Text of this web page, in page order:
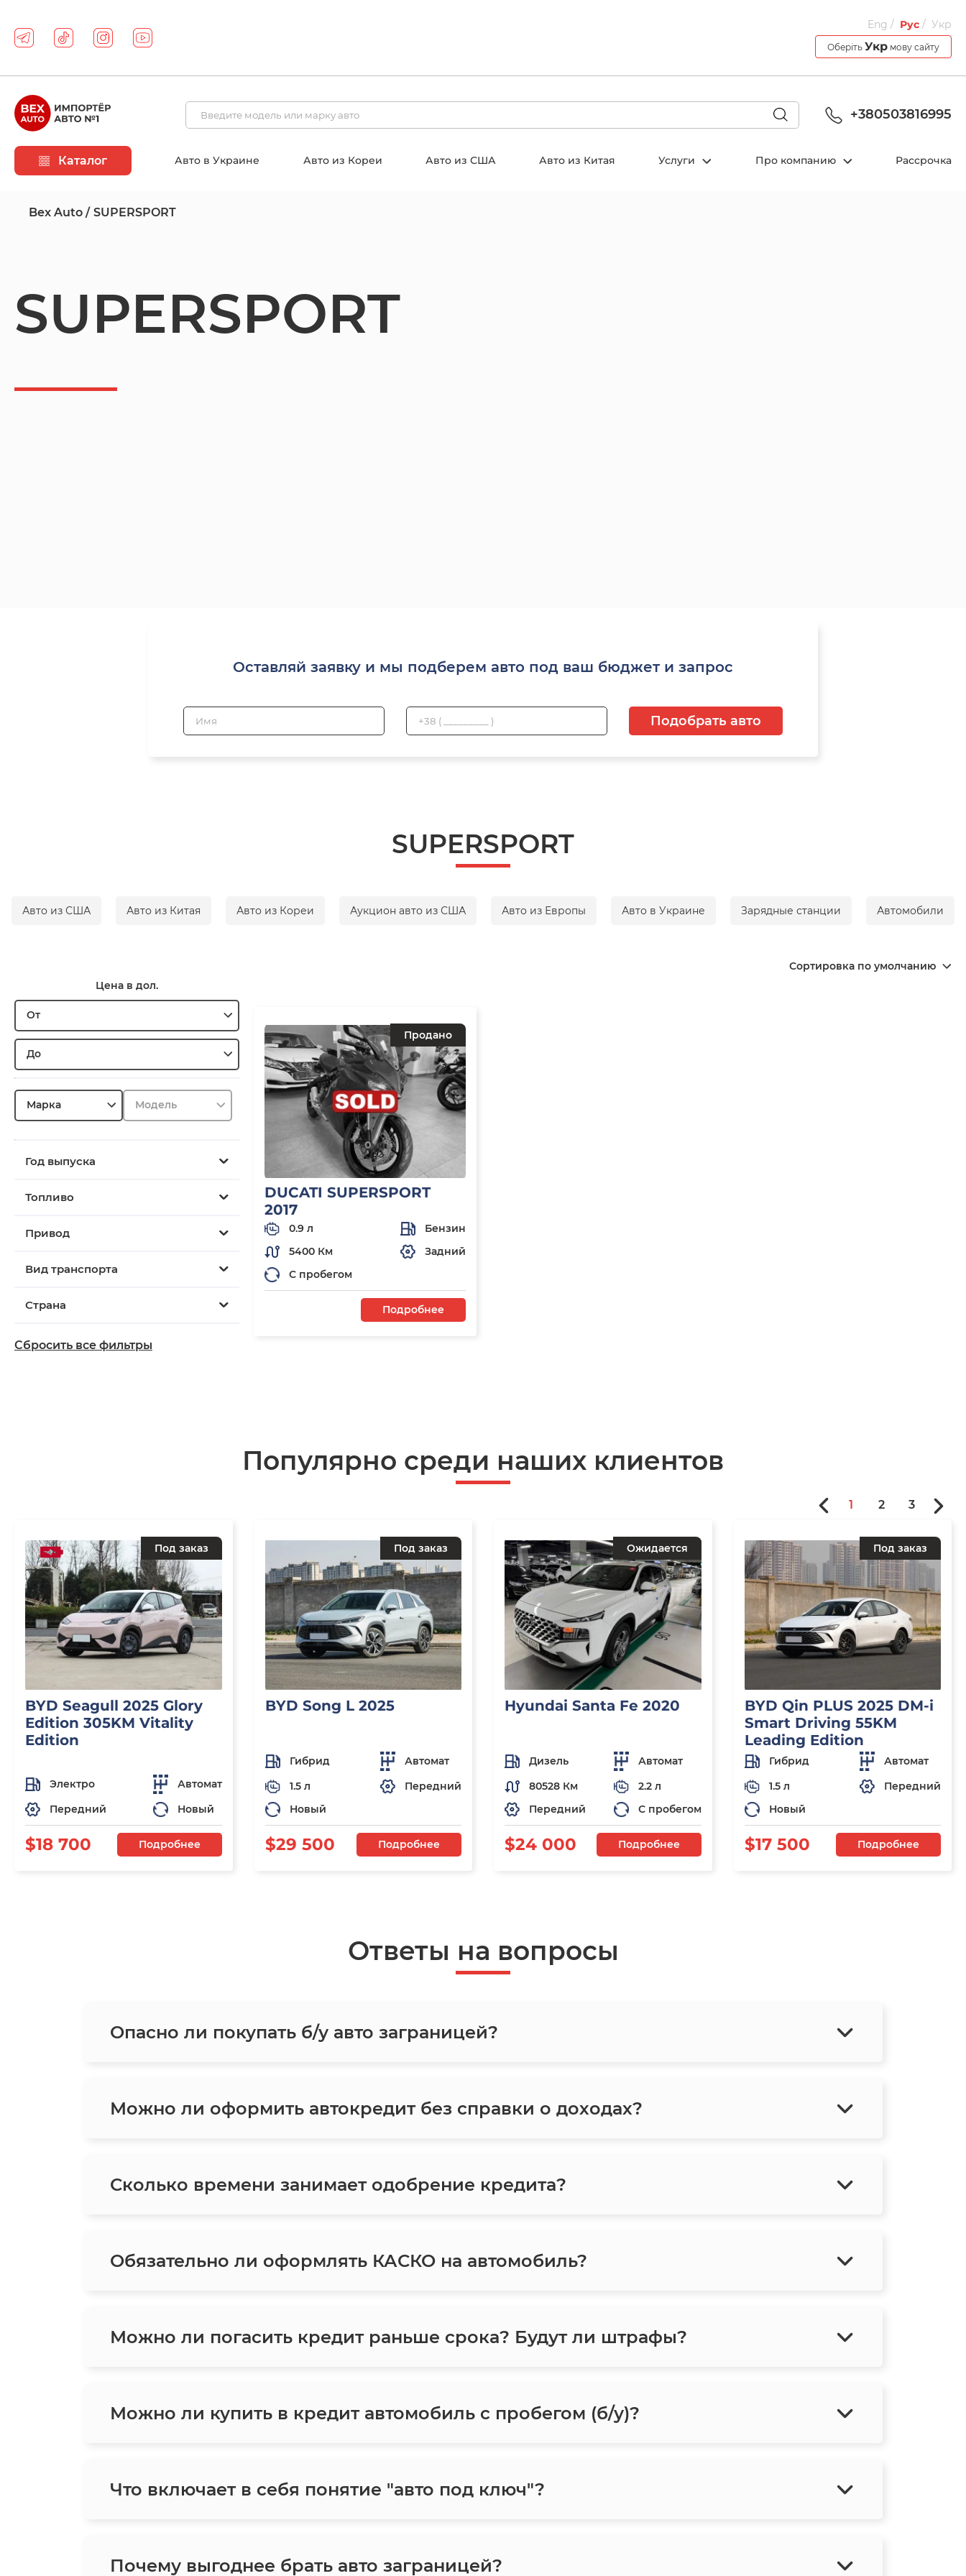
Eng Рус Укр
Оберіть Укр мову сайту
+380503816995
Каталог Авто в Украине Авто из Кореи Авто из США Авто из Китая Услуги Про компанию Рассрочка
Bex Auto SUPERSPORT
SUPERSPORT
Оставляй заявку и мы подберем авто под ваш бюджет и запрос
Подобрать авто
SUPERSPORT
Авто из США Авто из Китая Авто из Кореи Аукцион авто из США Авто из Европы Авто в Украине Зарядные станции Автомобили
Сортировка по умолчанию
Цена в дол.
От
До
Марка Модель
Год выпуска
Топливо
Привод
Вид транспорта
Страна
Сбросить все фильтры
Продано
DUCATI SUPERSPORT
2017
0.9 л
Бензин
5400 Км
Задний
С пробегом
Подробнее
Популярно среди наших клиентов
Под заказ
BYD Seagull 2025 Glory
Edition 305KM Vitality
Edition
Электро
Автомат
Передний
Новый
$18 700 Подробнее
Под заказ
BYD Song L 2025
Гибрид
Автомат
1.5 л
Передний
Новый
$29 500 Подробнее
Ожидается
Hyundai Santa Fe 2020
Дизель
Автомат
80528 Км
2.2 л
Передний
С пробегом
$24 000 Подробнее
Под заказ
BYD Qin PLUS 2025 DM-i
Smart Driving 55KM
Leading Edition
Гибрид
Автомат
1.5 л
Передний
Новый
$17 500 Подробнее
1 2 3
Ответы на вопросы
Опасно ли покупать б/у авто заграницей?
Можно ли оформить автокредит без справки о доходах?
Сколько времени занимает одобрение кредита?
Обязательно ли оформлять КАСКО на автомобиль?
Можно ли погасить кредит раньше срока? Будут ли штрафы?
Можно ли купить в кредит автомобиль с пробегом (б/у)?
Что включает в себя понятие "авто под ключ"?
Почему выгоднее брать авто заграницей?